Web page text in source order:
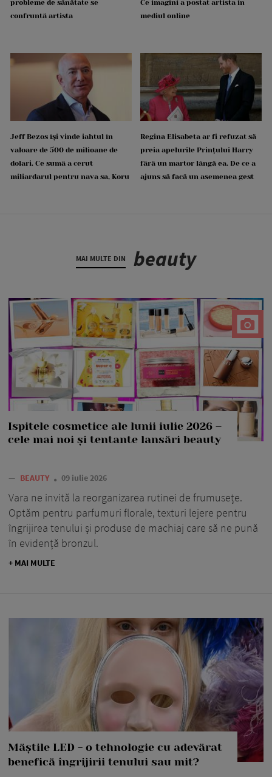
probleme de sănătate se
confruntă artista
Ce imagini a postat artista în
mediul online
Jeff Bezos își vinde iahtul în
valoare de 500 de milioane de
dolari. Ce sumă a cerut
miliardarul pentru nava sa, Koru
Regina Elisabeta ar fi refuzat să
preia apelurile Prințului Harry
fără un martor lângă ea. De ce a
ajuns să facă un asemenea gest
MAI MULTE DIN beauty
Ispitele cosmetice ale lunii iulie 2026 –
cele mai noi și tentante lansări beauty
— BEAUTY 09 iulie 2026
Vara ne invită la reorganizarea rutinei de frumusețe.
Optăm pentru parfumuri florale, texturi lejere pentru
îngrijirea tenului și produse de machiaj care să ne pună
în evidență bronzul.
+ MAI MULTE
Măștile LED - o tehnologie cu adevărat
benefică îngrijirii tenului sau mit?